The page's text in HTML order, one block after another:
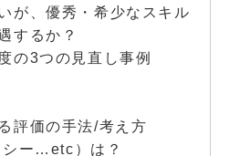
が、優秀・希少なスキル
するか？
の3つの見直し事例
評価の手法/考え方
シー…etc）は？